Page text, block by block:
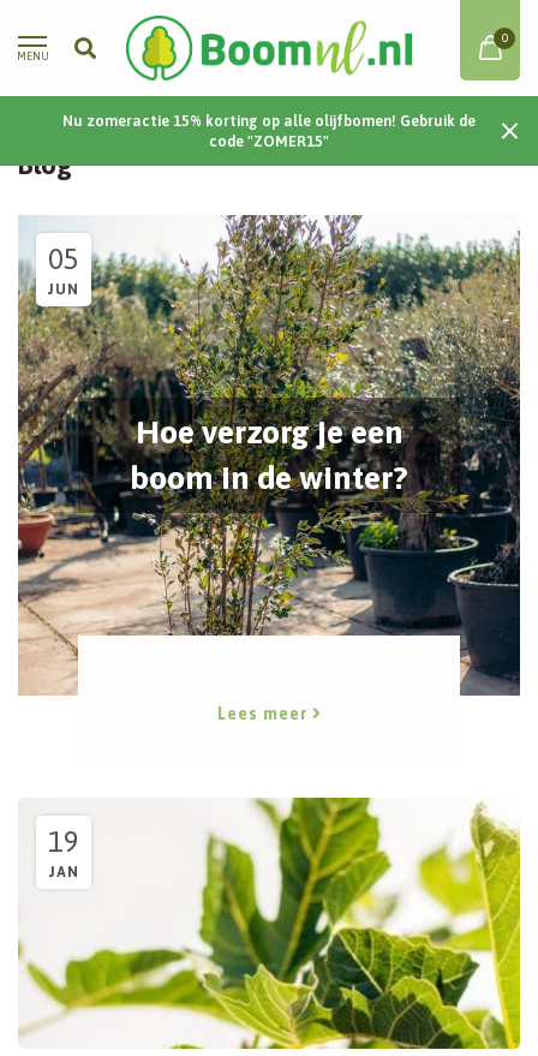
MENU
0
Nu zomeractie 15% korting op alle olijfbomen! Gebruik de
code "ZOMER15"
Home / Blog
Blog
05
JUN
Hoe verzorg je een
boom in de winter?
Lees meer
19
JAN